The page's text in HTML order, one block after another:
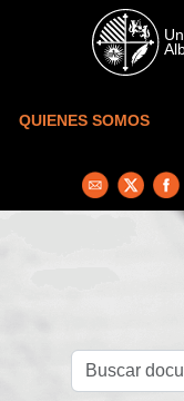
Skip to main content
QUIENES SOMOS